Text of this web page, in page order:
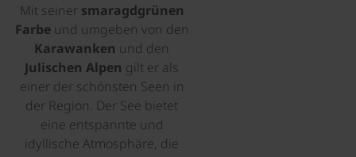
Mit seiner smaragdgrünen
Farbe und umgeben von den
Karawanken und den
Julischen Alpen gilt er als
einer der schönsten Seen in
der Region. Der See bietet
eine entspannte und
idyllische Atmosphäre, die